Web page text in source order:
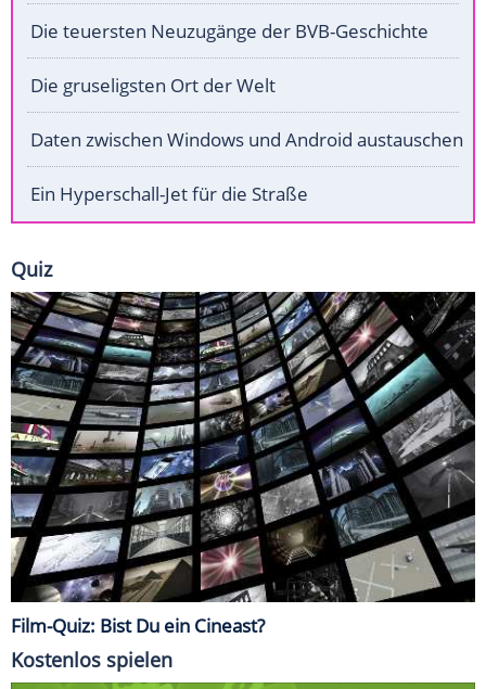
Die teuersten Neuzugänge der BVB-Geschichte
Die gruseligsten Ort der Welt
Daten zwischen Windows und Android austauschen
Ein Hyperschall-Jet für die Straße
Quiz
Film-Quiz: Bist Du ein Cineast?
Kostenlos spielen